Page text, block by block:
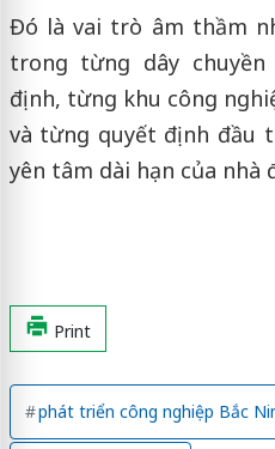
Đó là vai trò âm thầm
trong từng dây
định, từng khu công
và từng quyết định đầu
yên tâm dài hạn của nhà
Print
phát triển công nghiệp Bắc